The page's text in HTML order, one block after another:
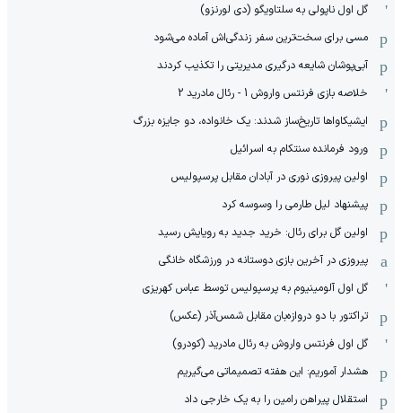
گل اول ناپولی به سلتاویگو (دی لورنزو)
مسی برای سخت‌ترین سفر زندگی‌اش آماده می‌شود
آبی‌پوشان شایعه درگیری مدیریتی را تکذیب کردند
خلاصه بازی فرنتس واروش 1 - رئال مادرید 2
ایشیکاوا‌ها تاریخ‌ساز شدند: یک خانواده، دو جایزه بزرگ
ورود فرمانده سنتکام به اسرائیل
اولین پیروزی نوری در آبادان مقابل پرسپولیس
پیشنهاد لیل طارمی را وسوسه کرد
اولین گل برای رئال: خرید جدید به رویایش رسید
پیروزی در آخرین بازی دوستانه در ورزشگاه خانگی
گل اول آلومینیوم به پرسپولیس توسط عباس کهریزی
تراکتور با دو دروازه‌بان مقابل شمس‌آذر (عکس)
گل اول فرنتس واروش به رئال مادرید (کودرو)
هشدار آموریم: این هفته تصمیماتی می‌گیریم
استقلال پیراهن رامین را به یک خارجی داد